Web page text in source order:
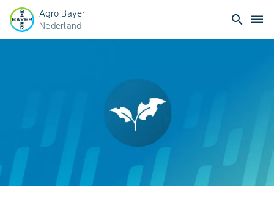
Agro Bayer
Nederland
search dehaze